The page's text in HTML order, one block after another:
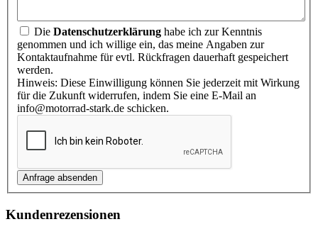
Die Datenschutzerklärung habe ich zur Kenntnis
genommen und ich willige ein, das meine Angaben zur
Kontaktaufnahme für evtl. Rückfragen dauerhaft gespeichert
werden.
Hinweis: Diese Einwilligung können Sie jederzeit mit Wirkung
für die Zukunft widerrufen, indem Sie eine E-Mail an
info@motorrad-stark.de schicken.
Kundenrezensionen